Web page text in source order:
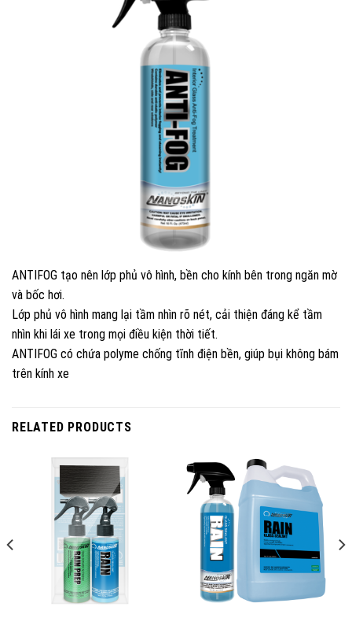
ANTIFOG tạo nên lớp phủ vô hình, bền cho kính bên trong ngăn mờ
và bốc hơi.
Lớp phủ vô hình mang lại tầm nhìn rõ nét, cải thiện đáng kể tầm
nhìn khi lái xe trong mọi điều kiện thời tiết.
ANTIFOG có chứa polyme chống tĩnh điện bền, giúp bụi không bám
trên kính xe
RELATED PRODUCTS